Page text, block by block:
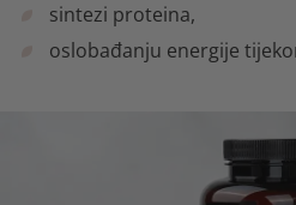
sintezi proteina,
oslobađanju energije